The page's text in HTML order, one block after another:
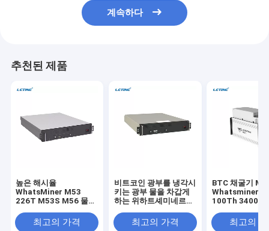
계속하다
추천된 제품
높은 해시율
WhatsMiner M53
226T M53S M56 물
최고의 가격
비트코인 광부를 냉각시
키는 광부 물을 차갑게
하는 위하트셰미네르
부 수력전기
최고의 가격
BTC 채굴기
Whatsminer
100Th 3400W
채굴기
M30S+
최고의